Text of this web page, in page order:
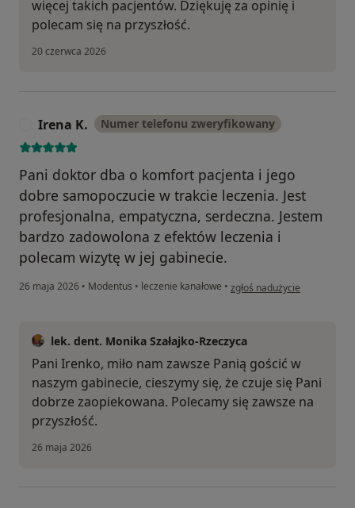
więcej takich pacjentów. Dziękuję za opinię i
polecam się na przyszłość.
20 czerwca 2026
Irena K. Numer telefonu zweryfikowany
Pani doktor dba o komfort pacjenta i jego
dobre samopoczucie w trakcie leczenia. Jest
profesjonalna, empatyczna, serdeczna. Jestem
bardzo zadowolona z efektów leczenia i
polecam wizytę w jej gabinecie.
26 maja 2026 • Modentus • leczenie kanałowe • w opinii użytkownika Irena K.
zgłoś nadużycie
lek. dent. Monika Szałajko-Rzeczyca
Pani Irenko, miło nam zawsze Panią gościć w
naszym gabinecie, cieszymy się, że czuje się Pani
dobrze zaopiekowana. Polecamy się zawsze na
przyszłość.
26 maja 2026